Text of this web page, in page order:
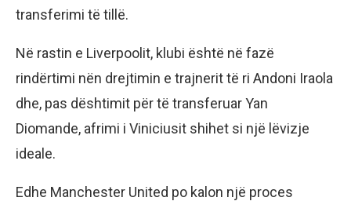
transferimi të tillë.
Në rastin e Liverpoolit, klubi është në fazë
rindërtimi nën drejtimin e trajnerit të ri Andoni Iraola
dhe, pas dështimit për të transferuar Yan
Diomande, afrimi i Viniciusit shihet si një lëvizje
ideale.
Edhe Manchester United po kalon një proces